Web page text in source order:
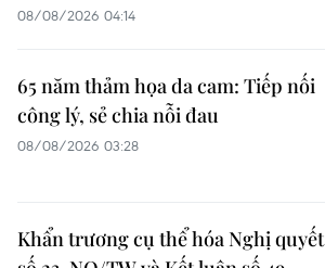
08/08/2026 04:14
65 năm thảm họa da cam: Tiếp nối
công lý, sẻ chia nỗi đau
08/08/2026 03:28
Khẩn trương cụ thể hóa Nghị quyết